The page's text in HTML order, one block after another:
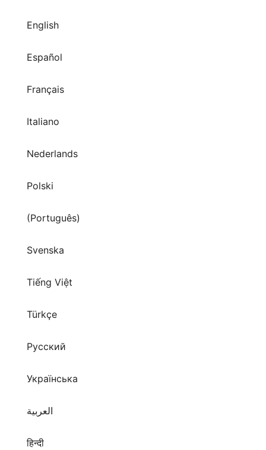
English
Español
Français
Italiano
Nederlands
Polski
(Português)
Svenska
Tiếng Việt
Türkçe
Русский
Українська
العربية
हिन्दी